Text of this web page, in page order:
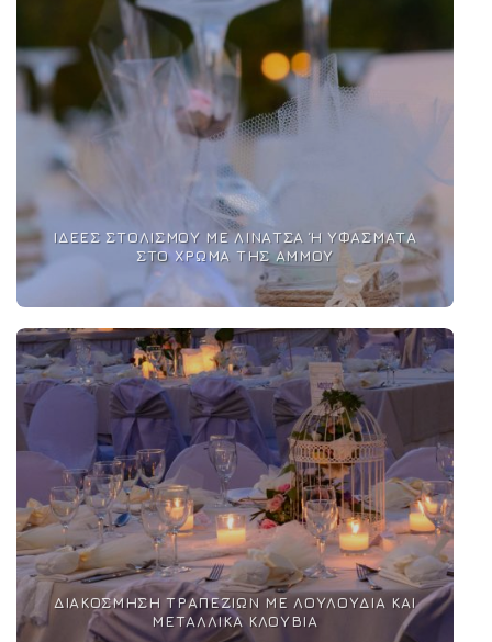
ΙΔΈΕΣ ΣΤΟΛΙΣΜΟΎ ΜΕ ΛΙΝΆΤΣΑ Ή ΥΦΆΣΜΑΤΑ Σ
ΤΟ ΧΡΏΜΑ ΤΗΣ ΆΜΜΟΥ
ΔΙΑΚΌΣΜΗΣΗ ΤΡΑΠΕΖΙΏΝ ΜΕ ΛΟΥΛΟΎΔΙΑ ΚΑΙ
ΜΕΤΑΛΛΙΚΆ ΚΛΟΥΒΙΆ